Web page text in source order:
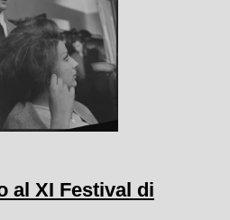
al XI Festival di